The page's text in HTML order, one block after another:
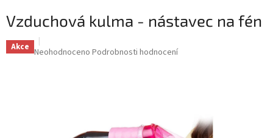
Vzduchová kulma - nástavec na fén
Akce Průměrné
Neohodnoceno Podrobnosti hodnocení